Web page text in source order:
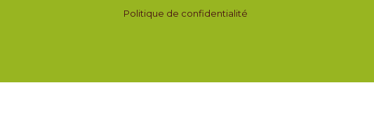
Politique de confidentialité